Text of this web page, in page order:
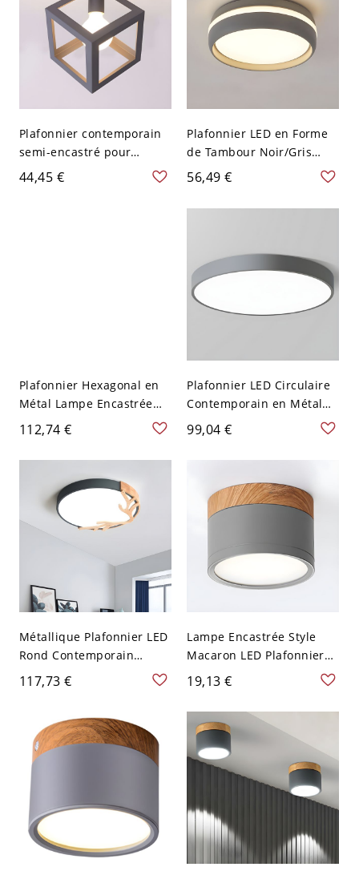
Plafonnier contemporain
semi-encastré pour
chambre carrée en métal
gris avec 1 ampoule
44,45 €
Plafonnier LED en Forme
de Tambour Noir/Gris
Style Moderne Luminaire
Encastré en Lumière
Blanche/Chaude - Gris
56,49 €
Plafonnier Hexagonal en
Métal Lampe Encastrée
LED Style Cartoon pour
Chambre d'Enfant - 110 V-
120 V Gris 30,48 cm Blanc
112,74 €
Plafonnier LED Circulaire
Contemporain en Métal
Luminaire Encastré pour
Chambre - Gris 110 V-120
V 22,86 cm Blanc
99,04 €
Métallique Plafonnier LED
Rond Contemporain
Luminaire Encastré avec
Design de Ramure en Bois
cm Blanc
117,73 €
Lampe Encastrée Style
Macaron LED Plafonnier
Métallique en Forme
Cylindrique - Gris 110 V-
120 V Blanc
19,13 €